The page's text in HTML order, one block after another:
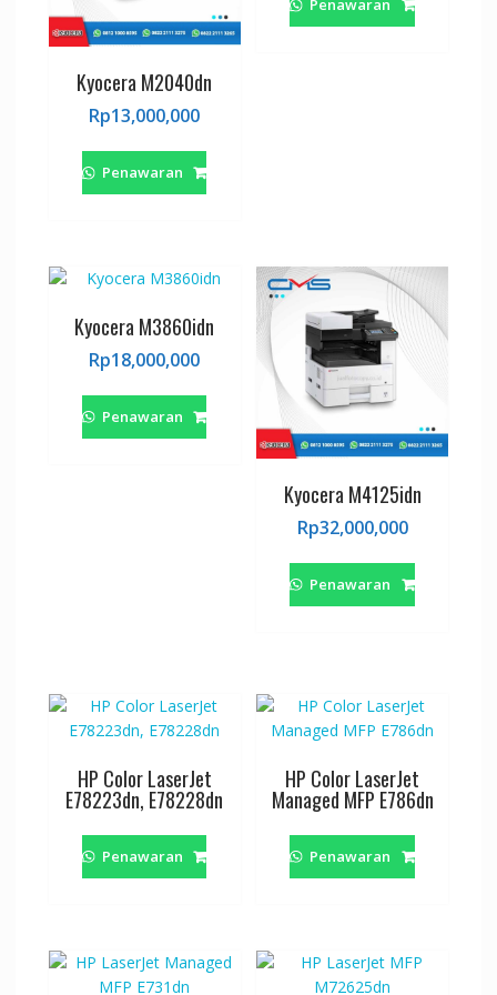
Kyocera M2040dn
Rp13,000,000
Penawaran
Penawaran
Kyocera M3860idn
Rp18,000,000
Penawaran
Kyocera M4125idn
Rp32,000,000
Penawaran
HP Color LaserJet
E78223dn, E78228dn
Penawaran
HP Color LaserJet
Managed MFP E786dn
Penawaran